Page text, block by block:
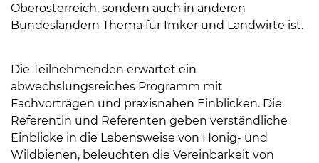
Skip to main content
Oberösterreich, sondern auch in anderen
Bundesländern Thema für Imker und Landwirte ist.
Die Teilnehmenden erwartet ein
abwechslungsreiches Programm mit
Fachvorträgen und praxisnahen Einblicken. Die
Referentin und Referenten geben verständliche
Einblicke in die Lebensweise von Honig- und
Wildbienen, beleuchten die Vereinbarkeit von